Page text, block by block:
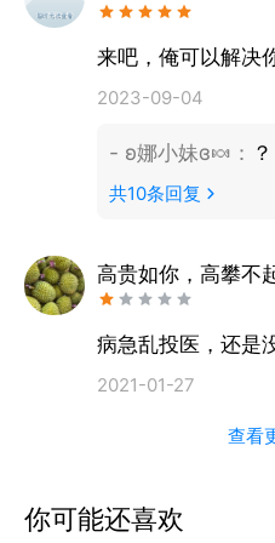
来吧，俺可以解决
2023-09-04
- ʚ娜小妹ɞ🍬 ：
共10条回复
高贵如你，高攀不
病急乱投医，还是
2021-01-27
查看
你可能还喜欢